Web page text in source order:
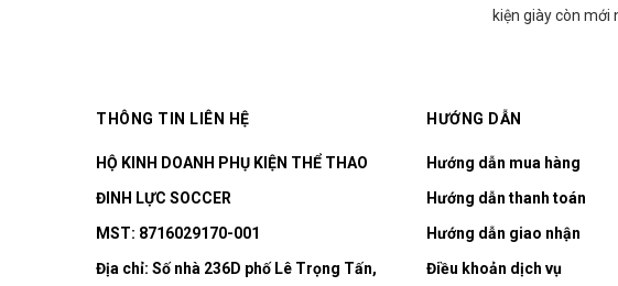
kiện giày còn mới
THÔNG TIN LIÊN HỆ
HỘ KINH DOANH PHỤ KIỆN THỂ THAO
ĐINH LỰC SOCCER
MST: 8716029170-001
Địa chỉ: Số nhà 236D phố Lê Trọng Tấn,
HƯỚNG DẪN
Hướng dẫn mua hàng
Hướng dẫn thanh toán
Hướng dẫn giao nhận
Điều khoản dịch vụ